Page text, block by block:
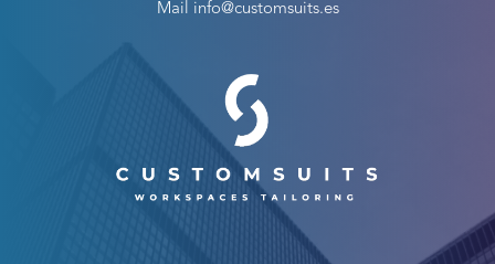
Mail info@customsuits.es